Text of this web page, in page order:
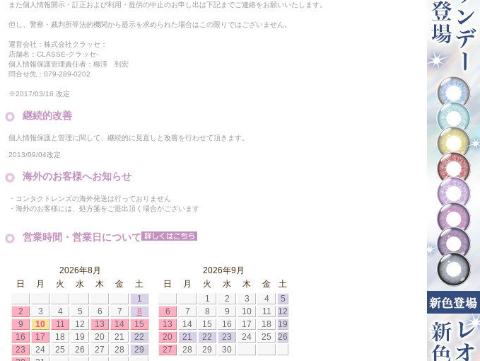
また個人情報開示・訂正および利用・提供の中止のお申し出は下記までご連絡をお願いいたします。
但し、警察・裁判所等法的機関から提示を求められた場合はこの限りではございません。
運営会社：株式会社クラッセ：
店舗名：CLASSE-クラッセ-
個人情報保護管理責任者：柳澤 到宏
問合せ先：079-289-0202
※2017/03/16 改定
継続的改善
個人情報保護と管理に関して、継続的に見直しと改善を行わせて頂きます。
2013/09/04改定
海外のお客様へお知らせ
・コンタクトレンズの海外発送は行っておりません
・海外のお客様には、処方箋をご提出頂く場合がございます
営業時間・営業日について
2026年8月
日
月 火 水 木 金
土
1
2
3 4 5 6 7
8
9
10 11 12 13 14
15
16
17 18 19 20 21
22
23
24 25 26 27 28
29
2026年9月
日
月 火 水 木 金
土
1
2 3 4
5
6
7 8 9 10 11
12
13
14 15 16 17 18
19
20
21 22 23 24 25
26
27
28 29 30